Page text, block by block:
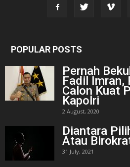
POPULAR POSTS
Pernah
Fadil Imran,
Calon Kuat
Kapolri
2 August, 2020
Diantara
Atau
31 July, 2021